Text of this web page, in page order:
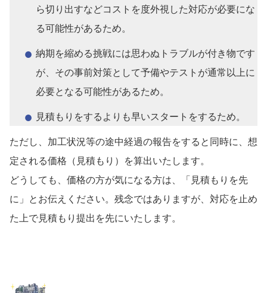
ら切り出すなどコストを度外視した対応が必要にな
る可能性があるため。
納期を縮める挑戦には思わぬトラブルが付き物です
が、その事前対策として予備やテストが通常以上に
必要となる可能性があるため。
見積もりをするよりも早いスタートをするため。
ただし、加工状況等の途中経過の報告をすると同時に、想
定される価格（見積もり）を算出いたします。
どうしても、価格の方が気になる方は、「見積もりを先
に」とお伝えください。残念ではありますが、対応を止め
た上で見積もり提出を先にいたします。